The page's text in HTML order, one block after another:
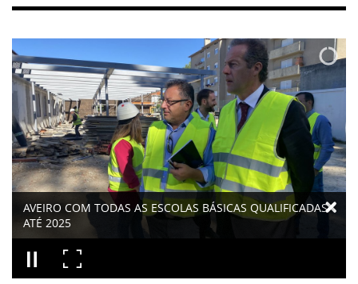
AVEIRO COM TODAS AS ESCOLAS BÁSICAS QUALIFICADAS
ATÉ 2025